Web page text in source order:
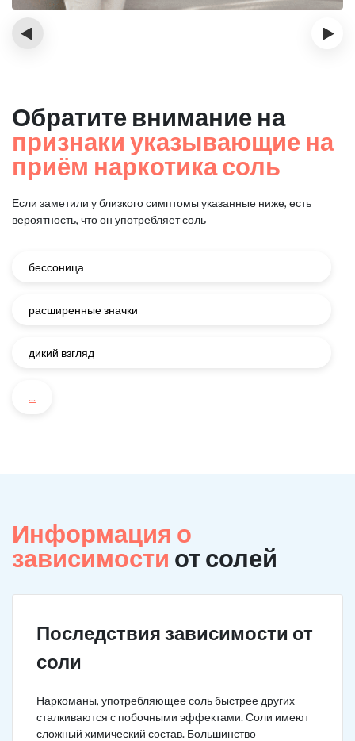
‹ ›
Обратите внимание на
признаки указывающие на
приём наркотика соль
Если заметили у близкого симптомы указанные ниже, есть
вероятность, что он употребляет соль
бессоница
расширенные значки
дикий взгляд
...
Информация о
зависимости от солей
Последствия зависимости от
соли
Наркоманы, употребляющее соль быстрее других
сталкиваются с побочными эффектами. Соли имеют
сложный химический состав. Большинство